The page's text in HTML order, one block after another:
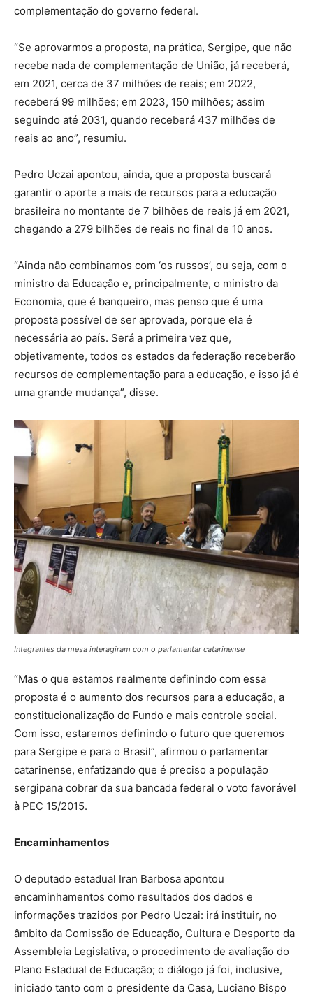
complementação do governo federal.
“Se aprovarmos a proposta, na prática, Sergipe, que não
recebe nada de complementação de União, já receberá,
em 2021, cerca de 37 milhões de reais; em 2022,
receberá 99 milhões; em 2023, 150 milhões; assim
seguindo até 2031, quando receberá 437 milhões de
reais ao ano”, resumiu.
Pedro Uczai apontou, ainda, que a proposta buscará
garantir o aporte a mais de recursos para a educação
brasileira no montante de 7 bilhões de reais já em 2021,
chegando a 279 bilhões de reais no final de 10 anos.
“Ainda não combinamos com ‘os russos’, ou seja, com o
ministro da Educação e, principalmente, o ministro da
Economia, que é banqueiro, mas penso que é uma
proposta possível de ser aprovada, porque ela é
necessária ao país. Será a primeira vez que,
objetivamente, todos os estados da federação receberão
recursos de complementação para a educação, e isso já é
uma grande mudança”, disse.
Integrantes da mesa interagiram com o parlamentar catarinense
“Mas o que estamos realmente definindo com essa
proposta é o aumento dos recursos para a educação, a
constitucionalização do Fundo e mais controle social.
Com isso, estaremos definindo o futuro que queremos
para Sergipe e para o Brasil”, afirmou o parlamentar
catarinense, enfatizando que é preciso a população
sergipana cobrar da sua bancada federal o voto favorável
à PEC 15/2015.
Encaminhamentos
O deputado estadual Iran Barbosa apontou
encaminhamentos como resultados dos dados e
informações trazidos por Pedro Uczai: irá instituir, no
âmbito da Comissão de Educação, Cultura e Desporto da
Assembleia Legislativa, o procedimento de avaliação do
Plano Estadual de Educação; o diálogo já foi, inclusive,
iniciado tanto com o presidente da Casa, Luciano Bispo